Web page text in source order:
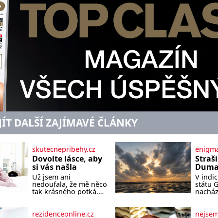
DALŠÍ ZAJÍMAVÉ ČLÁNKY
skutecnepribehy.cz
Dovolte lásce, aby
si vás našla
Už jsem ani
nedoufala, že mě něco
tak krásného potká.
pohled. Poprvé jsem
písek
ze
zlo?
V
státu
tomu
rezidenceonline.cz